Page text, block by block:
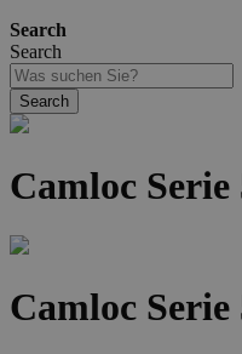
Search
Search
Search
Camloc Serie
Camloc Serie